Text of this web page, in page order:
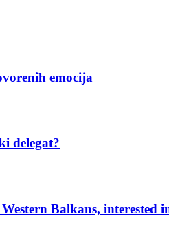
emocija
delegat?
Balkans, interested